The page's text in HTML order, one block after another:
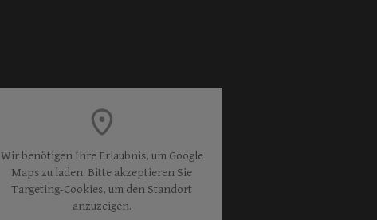
Wir benötigen Ihre Erlaubnis, um Google
Maps zu laden. Bitte akzeptieren Sie
Targeting-Cookies, um den Standort
anzuzeigen.